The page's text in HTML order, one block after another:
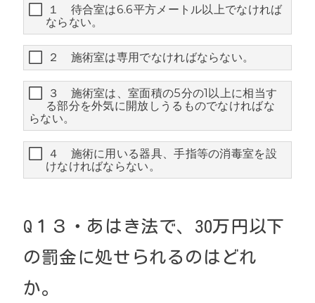
１ 待合室は6.6平方メートル以上でなければ
ならない。
２ 施術室は専用でなければならない。
３ 施術室は、室面積の5分の1以上に相当す
る部分を外気に開放しうるものでなければな
らない。
４ 施術に用いる器具、手指等の消毒室を設
けなければならない。
Q１３・あはき法で、30万円以下
の罰金に処せられるのはどれ
か。